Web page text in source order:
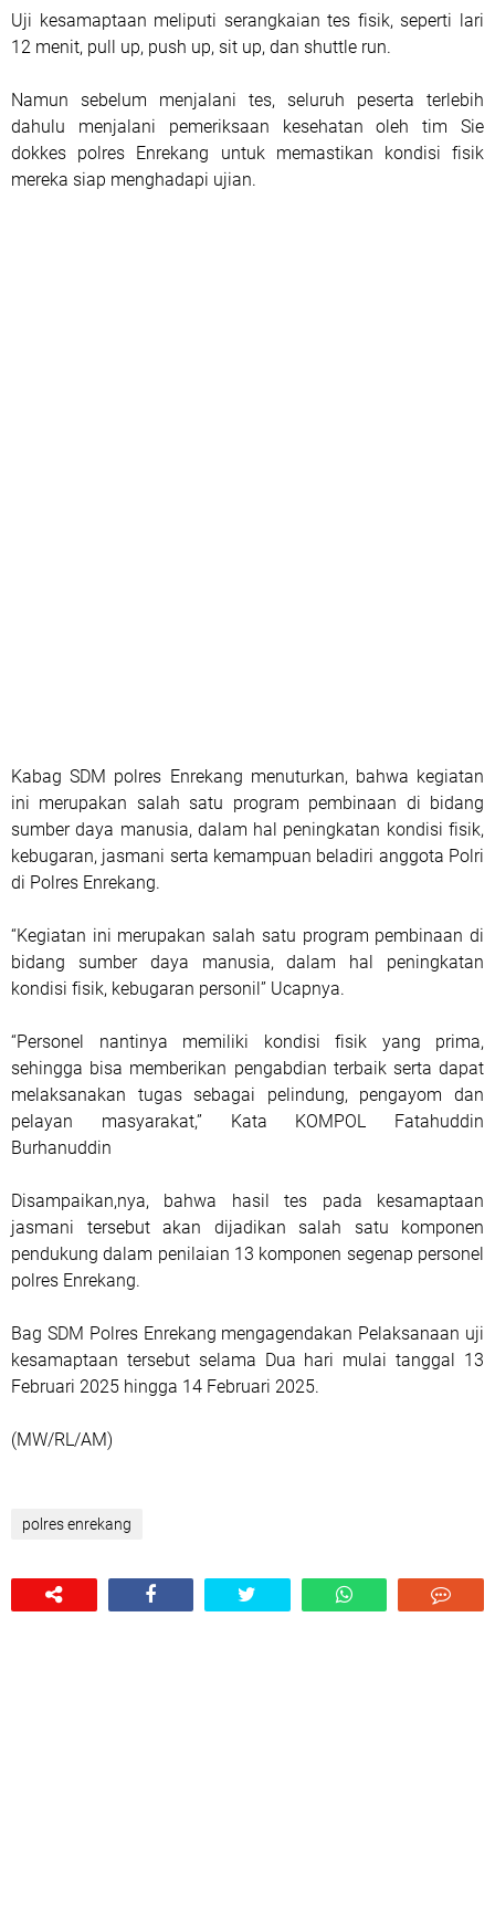
Uji kesamaptaan meliputi serangkaian tes fisik, seperti lari
12 menit, pull up, push up, sit up, dan shuttle run.
Namun sebelum menjalani tes, seluruh peserta terlebih
dahulu menjalani pemeriksaan kesehatan oleh tim Sie
dokkes polres Enrekang untuk memastikan kondisi fisik
mereka siap menghadapi ujian.
Kabag SDM polres Enrekang menuturkan, bahwa kegiatan
ini merupakan salah satu program pembinaan di bidang
sumber daya manusia, dalam hal peningkatan kondisi fisik,
kebugaran, jasmani serta kemampuan beladiri anggota Polri
di Polres Enrekang.
“Kegiatan ini merupakan salah satu program pembinaan di
bidang sumber daya manusia, dalam hal peningkatan
kondisi fisik, kebugaran personil” Ucapnya.
“Personel nantinya memiliki kondisi fisik yang prima,
sehingga bisa memberikan pengabdian terbaik serta dapat
melaksanakan tugas sebagai pelindung, pengayom dan
pelayan masyarakat,” Kata KOMPOL Fatahuddin
Burhanuddin
Disampaikan,nya, bahwa hasil tes pada kesamaptaan
jasmani tersebut akan dijadikan salah satu komponen
pendukung dalam penilaian 13 komponen segenap personel
polres Enrekang.
Bag SDM Polres Enrekang mengagendakan Pelaksanaan uji
kesamaptaan tersebut selama Dua hari mulai tanggal 13
Februari 2025 hingga 14 Februari 2025.
(MW/RL/AM)
polres enrekang